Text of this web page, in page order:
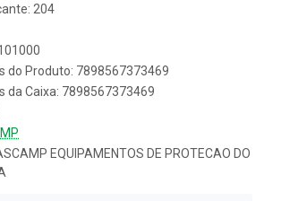
204
do Produto: 7898567373469
da Caixa: 7898567373469
EQUIPAMENTOS DE PROTECAO DO